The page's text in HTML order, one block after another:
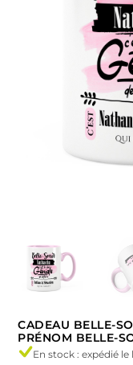
CADEAU BELLE-
PRÉNOM BELLE-
En stock : expédié